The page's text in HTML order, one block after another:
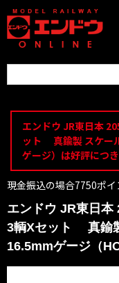
エンドウ JR東日本
ット 真鍮製 スケー
ゲージ）は好評につ
現金振込の場合7750ポ
エンドウ JR東日本
3輌Xセット 真鍮
16.5mmゲージ（